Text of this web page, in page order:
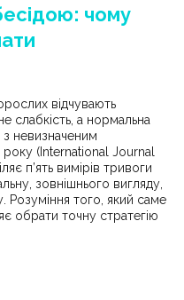
чому
відчувають
слабкість, а нормальна
з невизначеним
(International Journal
п’ять вимірів тривоги
зовнішнього вигляду,
Розуміння того, який саме
обрати точну стратегію